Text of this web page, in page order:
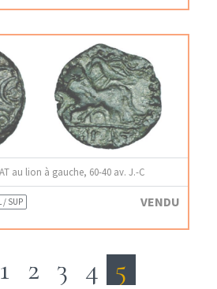
au lion à gauche, 60-40 av. J.-C
/ SUP VENDU
1 2 3 4 5